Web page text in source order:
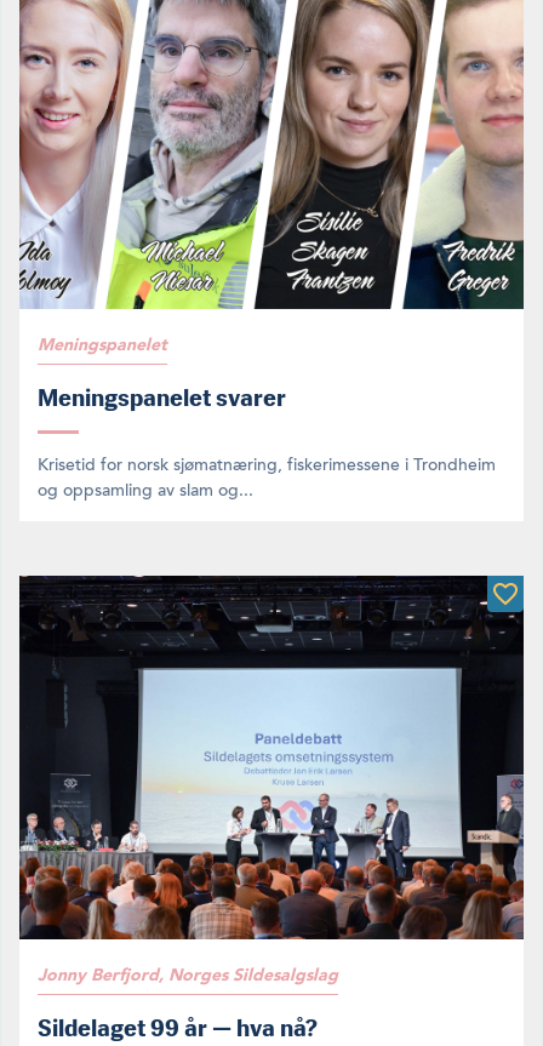
Meningspanelet
Meningspanelet svarer
Krisetid for norsk sjømatnæring, fiskerimessene i Trondheim
og oppsamling av slam og...
Jonny Berfjord, Norges Sildesalgslag
Sildelaget 99 år — hva nå?